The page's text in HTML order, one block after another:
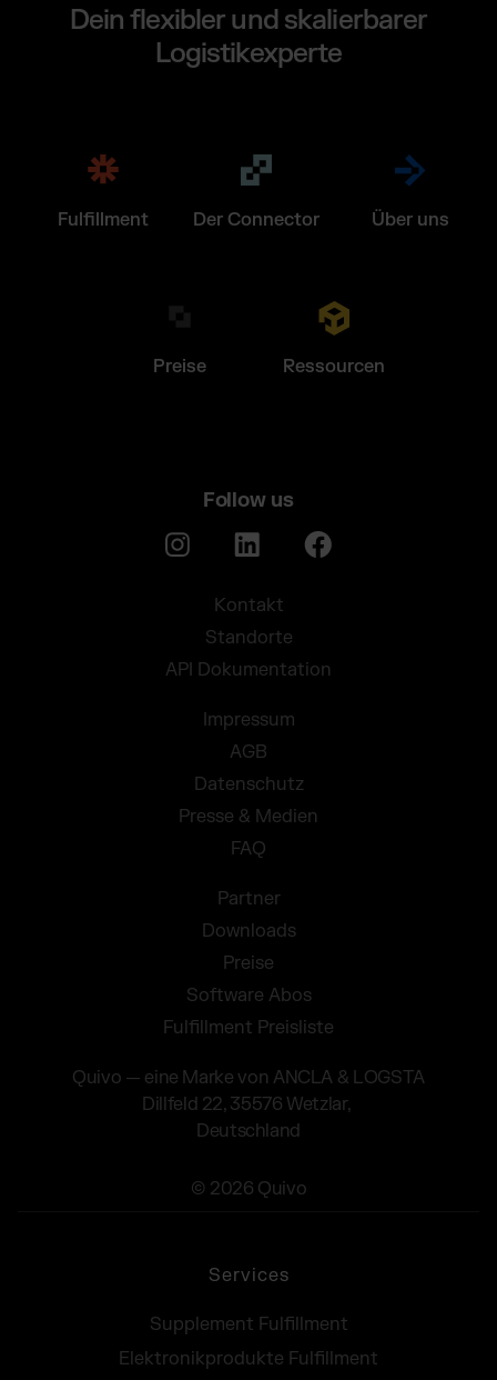
Dein flexibler und skalierbarer
Logistikexperte
Fulfillment Der Connector Über uns
Preise Ressourcen
Follow us
Kontakt
Standorte
API Dokumentation
Impressum
AGB
Datenschutz
Presse & Medien
FAQ
Partner
Downloads
Preise
Software Abos
Fulfillment Preisliste
Quivo — eine Marke von ANCLA & LOGSTA
Dillfeld 22, 35576 Wetzlar,
Deutschland
© 2026 Quivo
Services
Supplement Fulfillment
Elektronikprodukte Fulfillment